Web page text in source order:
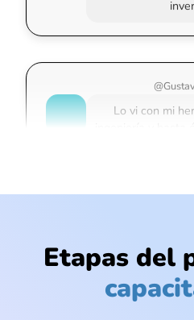
Lo vi con mi
ingeniería y hasta
organizar mis
que aprendí
Etapas del